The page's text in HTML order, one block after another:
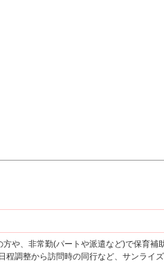
や、非常勤(パートや派遣など)で保育補
調整から訪問時の同行など、サンライ